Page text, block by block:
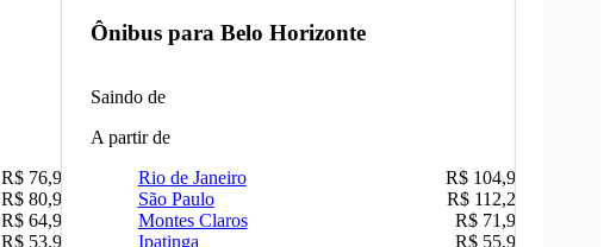
R$ 76,90
R$ 80,90
R$ 64,90
R$ 53,90
Ônibus para Belo Horizonte
Saindo de
A partir de
Rio de Janeiro
R$ 104,90
São Paulo
R$ 112,26
Montes Claros
R$ 71,90
Ipatinga
R$ 55,90